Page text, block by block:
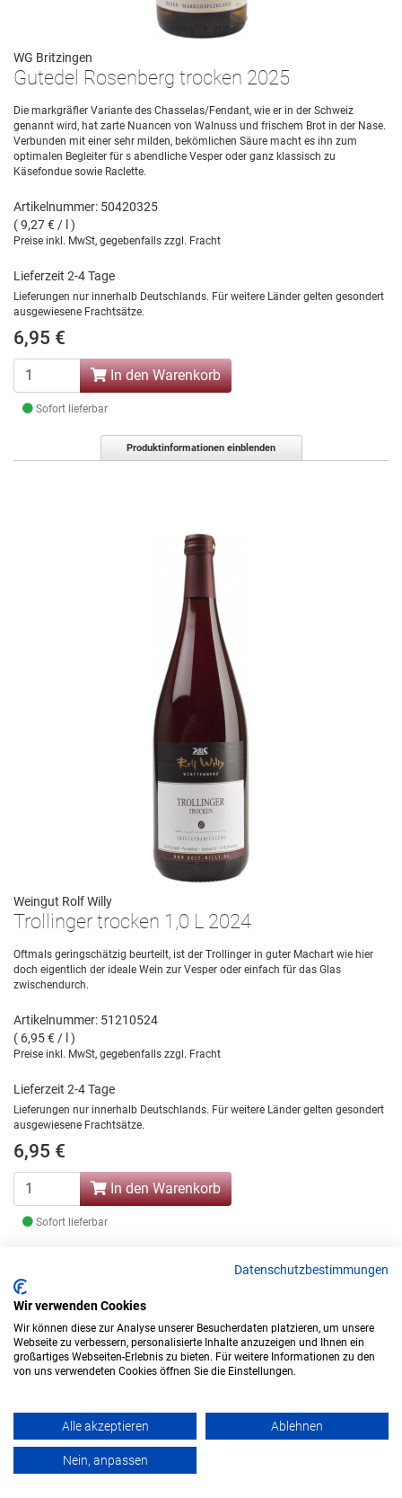
WG Britzingen
Gutedel Rosenberg trocken 2025
Die markgräfler Variante des Chasselas/Fendant, wie er in der Schweiz
genannt wird, hat zarte Nuancen von Walnuss und frischem Brot in der Nase.
Verbunden mit einer sehr milden, bekömlichen Säure macht es ihn zum
optimalen Begleiter für s abendliche Vesper oder ganz klassisch zu
Käsefondue sowie Raclette.
Artikelnummer: 50420325
( 9,27 € / l )
Preise inkl. MwSt, gegebenfalls zzgl. Fracht
Lieferzeit 2-4 Tage
Lieferungen nur innerhalb Deutschlands. Für weitere Länder gelten gesondert
ausgewiesene Frachtsätze.
6,95 €
In den Warenkorb
Sofort lieferbar
Produktinformationen einblenden
Weingut Rolf Willy
Trollinger trocken 1,0 L 2024
Oftmals geringschätzig beurteilt, ist der Trollinger in guter Machart wie hier
doch eigentlich der ideale Wein zur Vesper oder einfach für das Glas
zwischendurch.
Artikelnummer: 51210524
( 6,95 € / l )
Preise inkl. MwSt, gegebenfalls zzgl. Fracht
Lieferzeit 2-4 Tage
Lieferungen nur innerhalb Deutschlands. Für weitere Länder gelten gesondert
ausgewiesene Frachtsätze.
6,95 €
In den Warenkorb
Sofort lieferbar
←
Zurück
1 2 3 4 5 6 7 8 9 ... 25
Weiter
INFORMATIONEN
Datenschutzbestimmungen
Wir verwenden Cookies
Wir können diese zur Analyse unserer Besucherdaten platzieren, um unsere
Webseite zu verbessern, personalisierte Inhalte anzuzeigen und Ihnen ein
großartiges Webseiten-Erlebnis zu bieten. Für weitere Informationen zu den
von uns verwendeten Cookies öffnen Sie die Einstellungen.
Alle akzeptieren Ablehnen
Nein, anpassen